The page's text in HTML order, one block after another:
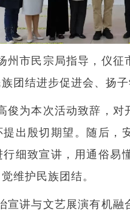
州市民宗局指导，仪
团结进步促进会、扬
俊为本次活动致辞，
出殷切期望。随后，
细致宣讲，用通俗易
维护民族团结。
宣讲与文艺展演有机